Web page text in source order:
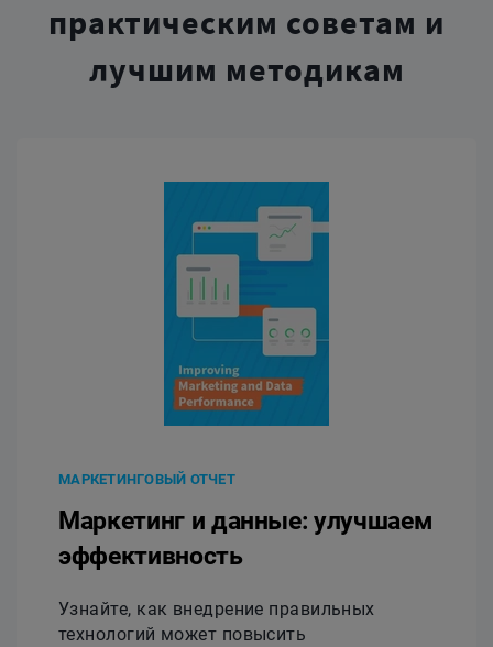
практическим советам и
лучшим методикам
МАРКЕТИНГОВЫЙ ОТЧЕТ
Маркетинг и данные: улучшаем
эффективность
Узнайте, как внедрение правильных
технологий может повысить